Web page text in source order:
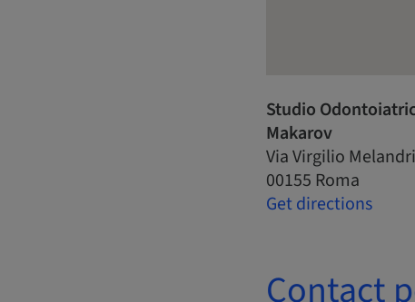
Studio
Makarov
Via Virgilio
00155 Roma
Get directions
Contact